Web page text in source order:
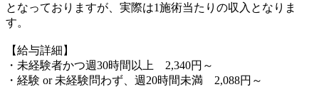
となっておりますが、実際は1施術当たりの収入となりま
す。
【給与詳細】
・未経験者かつ週30時間以上 2,340円～
・経験 or 未経験問わず、週20時間未満 2,088円～